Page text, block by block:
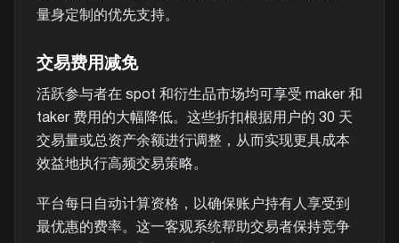
量身定制的优先支持。
交易费用减免
活跃参与者在 spot 和衍生品市场均可享受 maker 和
taker 费用的大幅降低。这些折扣根据用户的 30 天
交易量或总资产余额进行调整，从而实现更具成本
效益地执行高频交易策略。
平台每日自动计算资格，以确保账户持有人享受到
最优惠的费率。这一客观系统帮助交易者保持竞争